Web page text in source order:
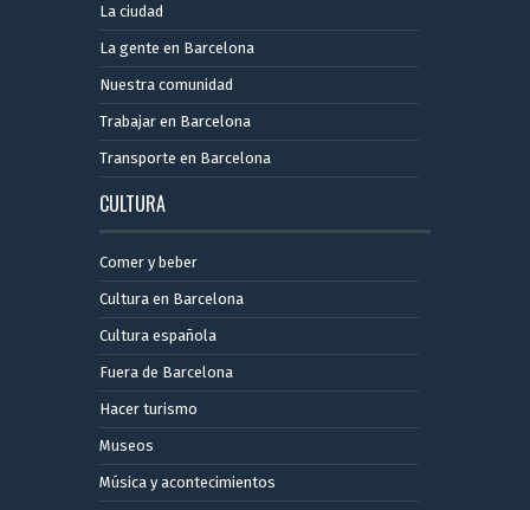
La ciudad
La gente en Barcelona
Nuestra comunidad
Trabajar en Barcelona
Transporte en Barcelona
CULTURA
Comer y beber
Cultura en Barcelona
Cultura española
Fuera de Barcelona
Hacer turismo
Museos
Música y acontecimientos